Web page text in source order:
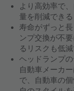
より高効率で
量を削減できる
寿命がずっと
ンプ交換が不
るリスクも低
ヘッドランプ
自動車メーカ
で、自動車の